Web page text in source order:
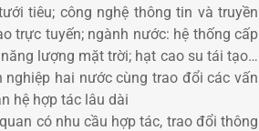
tiêu; công nghệ thông tin và truyền
trực tuyến; ngành nước: hệ thống cấp
lượng mặt trời; hạt cao su tái tạo…
hai nước cùng trao đổi các vấn
hệ hợp tác lâu dài
có nhu cầu hợp tác, trao đổi thông